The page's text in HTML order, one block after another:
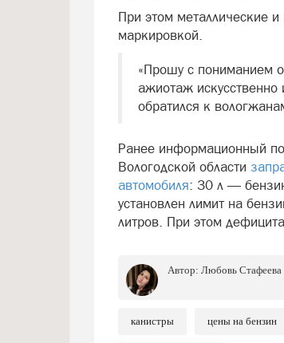
При этом металлические
маркировкой.
«Прошу с пониманием
ажиотаж искусственно
обратился к
Ранее информационный
Вологодской области
автомобиля: 30 л —
установлен лимит на
литров. При этом
Автор: Любовь Стафеева
канистры цены на бензин